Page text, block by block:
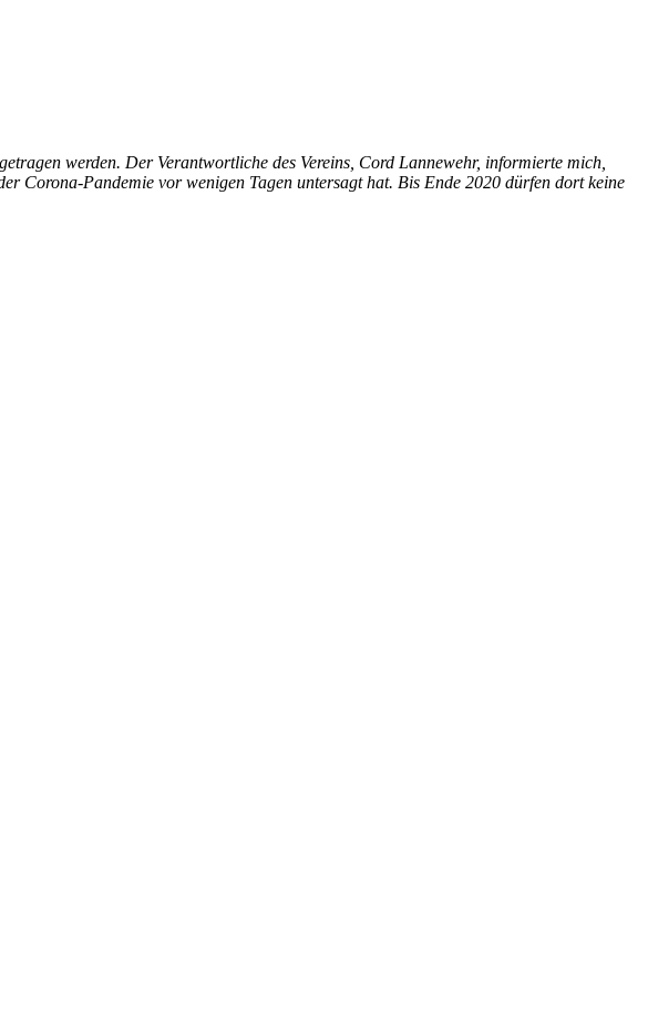
werden. Der Verantwortliche des Vereins, Cord Lannewehr, informierte mich,
Corona-Pandemie vor wenigen Tagen untersagt hat. Bis Ende 2020 dürfen dort keine